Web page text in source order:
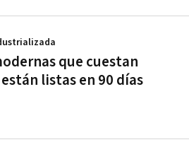
que cuestan
listas en 90 días